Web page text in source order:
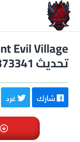
تحديث 22373341
شارك غرد